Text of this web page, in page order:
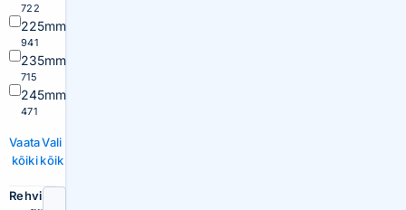
722
225mm
941
235mm
715
245mm
471
Vaata
kõiki
Vali
kõik
Rehvi